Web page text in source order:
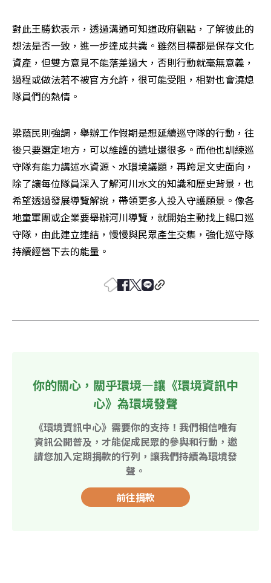
對此王勝欽表示，透過溝通可知道政府觀點，了解彼此的
想法是否一致，進一步達成共識。雖然目標都是保存文化
資產，但雙方意見不能落差過大，否則行動就毫無意義，
過程或做法若不被官方允許，很可能受阻，相對也會澆熄
隊員們的熱情。
梁蔭民則強調，舉辦工作假期是想延續巡守隊的行動，往
後只要選定地方，可以維護的遺址還很多。而他也訓練巡
守隊有能力講述水資源、水環境議題，再跨足文史面向，
除了讓每位隊員深入了解河川水文的知識和歷史背景，也
希望透過發展導覽解說，帶領更多人投入守護願景。像各
地童軍團或企業要舉辦河川導覽，就開始主動找上錫口巡
守隊，由此建立連結，慢慢與民眾產生交集，強化巡守隊
持續經營下去的能量。
你的關心，關乎環境—讓《環境資訊中
心》為環境發聲
《環境資訊中心》需要你的支持！我們相信唯有
資訊公開普及，才能促成民眾的參與和行動，邀
請您加入定期捐款的行列，讓我們持續為環境發
聲。
前往捐款